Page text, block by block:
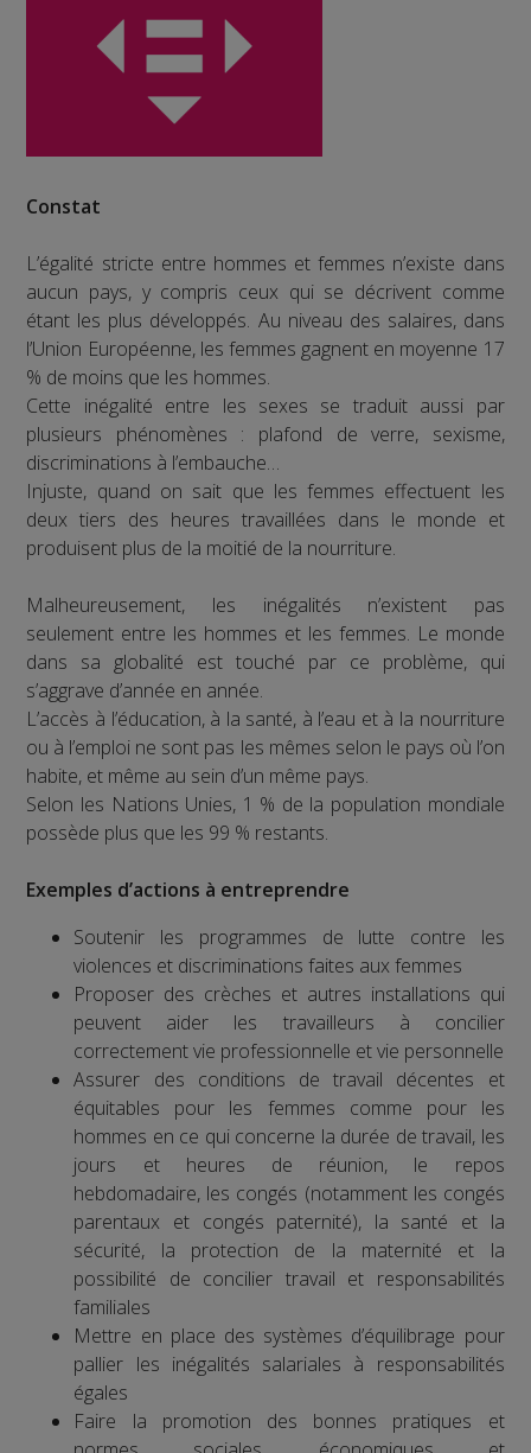
Constat
L’égalité stricte entre hommes et femmes n’existe dans
aucun pays, y compris ceux qui se décrivent comme
étant les plus développés. Au niveau des salaires, dans
l’Union Européenne, les femmes gagnent en moyenne 17
% de moins que les hommes.
Cette inégalité entre les sexes se traduit aussi par
plusieurs phénomènes : plafond de verre, sexisme,
discriminations à l’embauche…
Injuste, quand on sait que les femmes effectuent les
deux tiers des heures travaillées dans le monde et
produisent plus de la moitié de la nourriture.
Malheureusement, les inégalités n’existent pas
seulement entre les hommes et les femmes. Le monde
dans sa globalité est touché par ce problème, qui
s’aggrave d’année en année.
L’accès à l’éducation, à la santé, à l’eau et à la nourriture
ou à l’emploi ne sont pas les mêmes selon le pays où l’on
habite, et même au sein d’un même pays.
Selon les Nations Unies, 1 % de la population mondiale
possède plus que les 99 % restants.
Exemples d’actions à entreprendre
Soutenir les programmes de lutte contre les
violences et discriminations faites aux femmes
Proposer des crèches et autres installations qui
peuvent aider les travailleurs à concilier
correctement vie professionnelle et vie personnelle
Assurer des conditions de travail décentes et
équitables pour les femmes comme pour les
hommes en ce qui concerne la durée de travail, les
jours et heures de réunion, le repos
hebdomadaire, les congés (notamment les congés
parentaux et congés paternité), la santé et la
sécurité, la protection de la maternité et la
possibilité de concilier travail et responsabilités
familiales
Mettre en place des systèmes d’équilibrage pour
pallier les inégalités salariales à responsabilités
égales
Faire la promotion des bonnes pratiques et